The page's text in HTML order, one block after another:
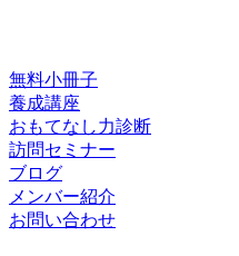
無料小冊子
養成講座
おもてなし力診断
訪問セミナー
ブログ
メンバー紹介
お問い合わせ